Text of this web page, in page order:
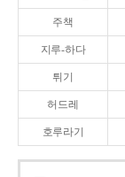
주책
지루-하다
튀기
허드레
호루라기